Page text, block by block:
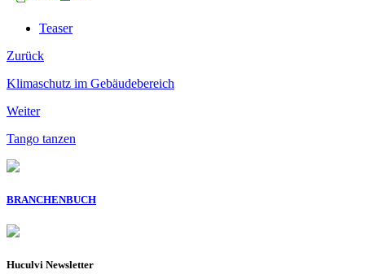
Teaser
Zurück
Klimaschutz im Gebäudebereich
Weiter
Tango tanzen
BRANCHENBUCH
Huculvi Newsletter